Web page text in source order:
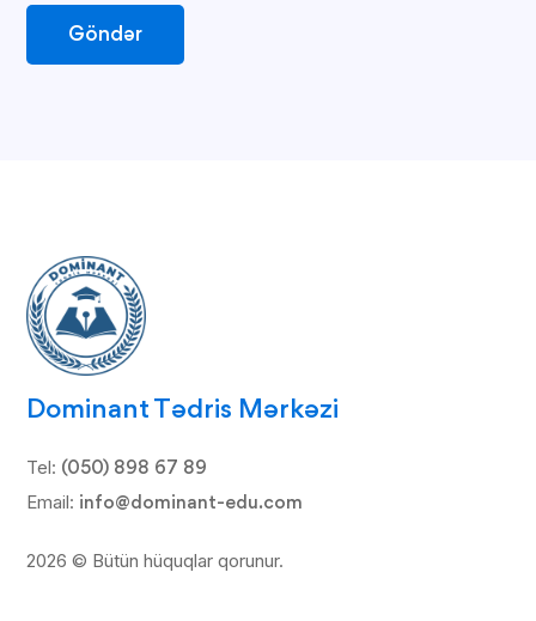
Göndər
Dominant Tədris Mərkəzi
Tel: (050) 898 67 89
Email: info@dominant-edu.com
2026 © Bütün hüquqlar qorunur.